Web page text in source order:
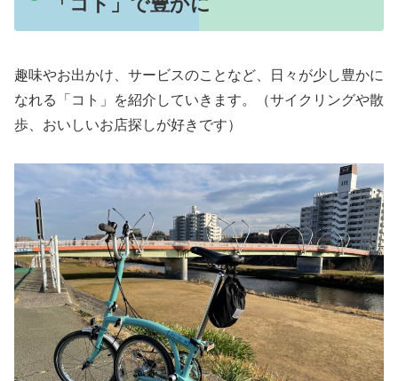
趣味やお出かけ、サービスのことなど、日々が少し豊かに
なれる「コト」を紹介していきます。（サイクリングや散
歩、おいしいお店探しが好きです）